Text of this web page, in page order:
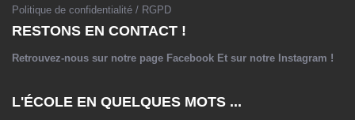
Politique de confidentialité / RGPD
RESTONS EN CONTACT !
Retrouvez-nous sur notre page Facebook Et sur notre Instagram !
L'ÉCOLE EN QUELQUES MOTS ...